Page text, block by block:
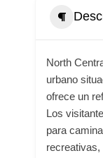
North
urbano
ofrece un
Los
para
recreativas,